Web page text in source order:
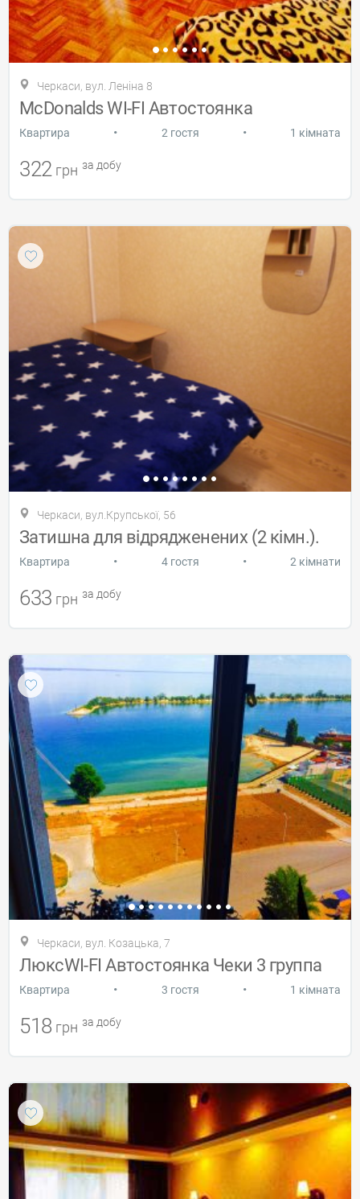
Черкаси, вул. Леніна 8
McDonalds WI-FI Автостоянка
Квартира • 2 гостя • 1 кімната
322 грн за добу
Черкаси, вул.Крупської, 56
Затишна для відрядженених (2 кімн.).
Квартира • 4 гостя • 2 кімнати
633 грн за добу
Черкаси, вул. Козацька, 7
ЛюксWI-FI Автостоянка Чеки 3 группа
Квартира • 3 гостя • 1 кімната
518 грн за добу